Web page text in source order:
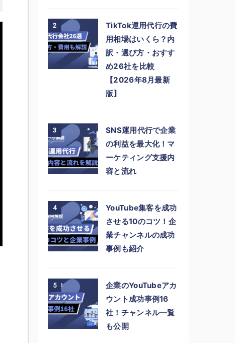
2
TikTok運用代行の費
用相場はいくら？内
訳・選び方・おすす
め26社を比較
【2026年8月最新
版】
3
SNS運用代行で企業
の利益を最大化！マ
ーケティング支援内
容と流れ
4
YouTube集客を成功
させる10のコツ！企
業チャンネルの成功
事例も紹介
5
企業のYouTubeアカ
ウント成功事例16
社！チャンネル一覧
も公開